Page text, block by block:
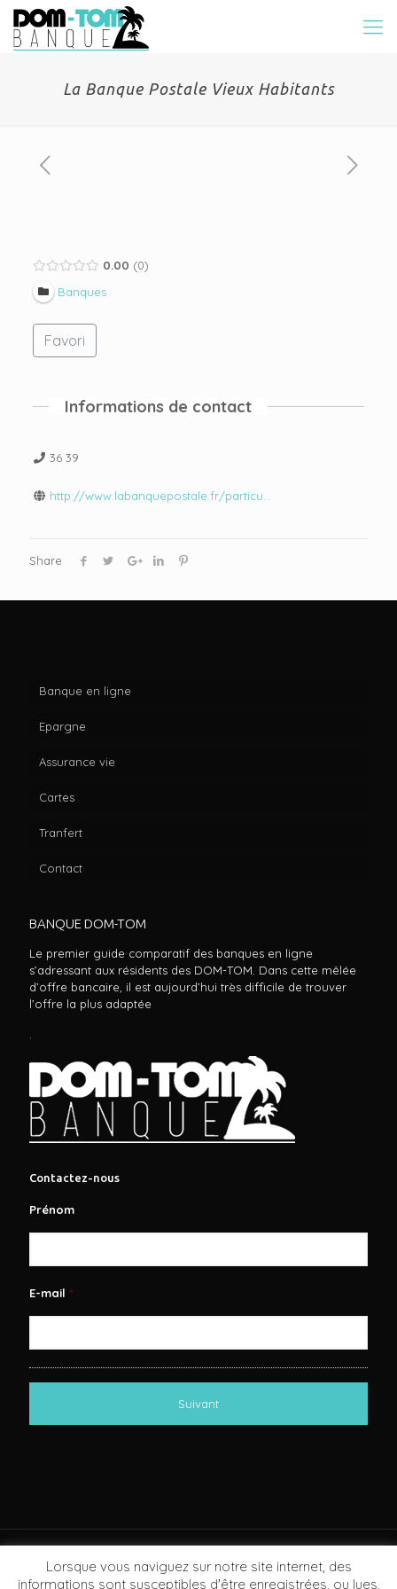
La Banque Postale Vieux Habitants
0.00
0
Banques
Favori
Informations de contact
36 39
http://www.labanquepostale.fr/particu...
Share
Banque en ligne
Epargne
Assurance vie
Cartes
Tranfert
Contact
BANQUE DOM-TOM
Le premier guide comparatif des banques en ligne
s’adressant aux résidents des DOM-TOM. Dans cette mêlée
d’offre bancaire, il est aujourd’hui très difficile de trouver
l’offre la plus adaptée
Contactez-nous
Prénom
E-mail *
Lorsque vous naviguez sur notre site internet, des
informations sont susceptibles d'être enregistrées, ou lues,